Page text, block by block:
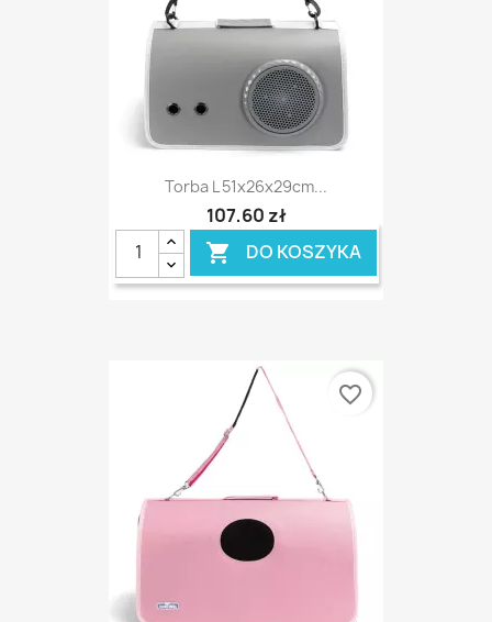
Torba L 51x26x29cm...
107,60 zł
 DO KOSZYKA
favorite_border